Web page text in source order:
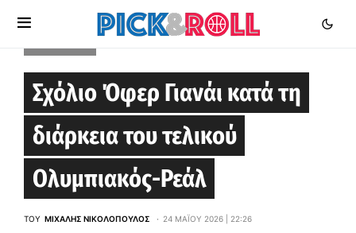
Σχόλιο Όφερ Γιανάι κατά τη
διάρκεια του τελικού
Ολυμπιακός-Ρεάλ
ΤΟΥ ΜΙΧΆΛΗΣ ΝΙΚΟΛΌΠΟΥΛΟΣ 24 ΜΑΪ́ΟΥ 2026 | 22:26